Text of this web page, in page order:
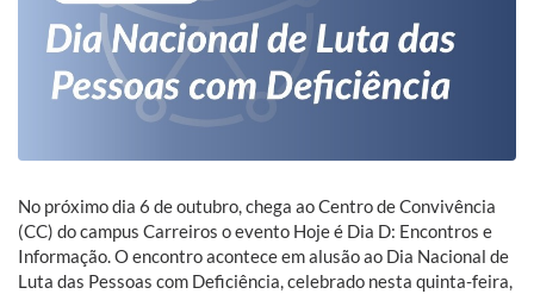
No próximo dia 6 de outubro, chega ao Centro de Convivência
(CC) do campus Carreiros o evento Hoje é Dia D: Encontros e
Informação. O encontro acontece em alusão ao Dia Nacional de
Luta das Pessoas com Deficiência, celebrado nesta quinta-feira,